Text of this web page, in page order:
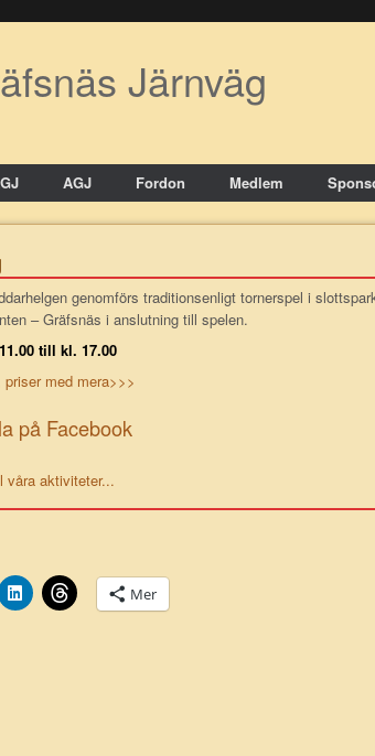
Järnväg
AGJ Fordon Medlem
genomförs traditionsenligt tornerspel i
– Gräfsnäs i anslutning till spelen.
till kl. 17.00
med mera>>>
på Facebook
våra aktiviteter...
Mer